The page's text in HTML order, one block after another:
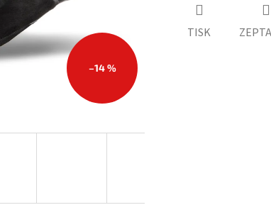
–14 %
TISK